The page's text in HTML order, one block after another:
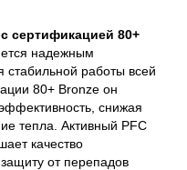
сертификацией 80+
надежным
стабильной работы всей
80+ Bronze он
снижая
тепла. Активный PFC
качество
от перепадов